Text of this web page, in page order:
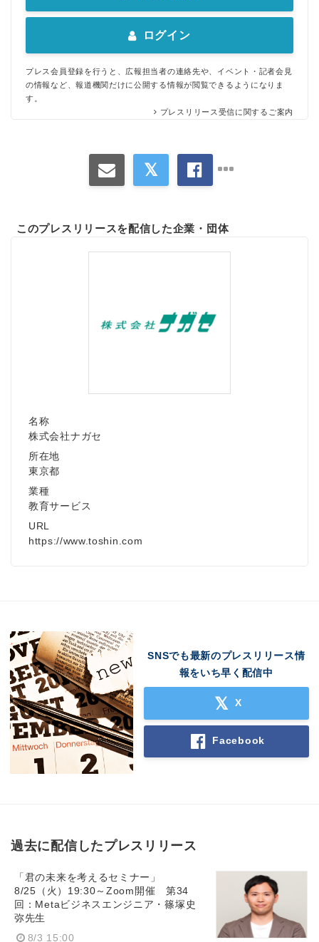
ログイン
プレス会員登録を行うと、広報担当者の連絡先や、イベント・記者会見
の情報など、報道機関だけに公開する情報が閲覧できるようになりま
す。
プレスリリース受信に関するご案内
このプレスリリースを配信した企業・団体
名称
株式会社ナガセ
所在地
東京都
業種
教育サービス
URL
https://www.toshin.com
SNSでも最新のプレスリリース情
報をいち早く配信中
X
Facebook
過去に配信したプレスリリース
「君の未来を考えるセミナー」
8/25（火）19:30～Zoom開催 第34
回：Metaビジネスエンジニア・篠塚史
弥先生
8/3 15:00